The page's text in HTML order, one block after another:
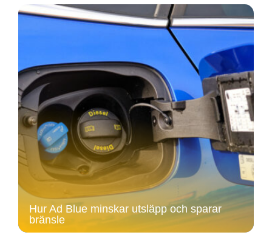
Hur Ad Blue minskar utsläpp och sparar
bränsle